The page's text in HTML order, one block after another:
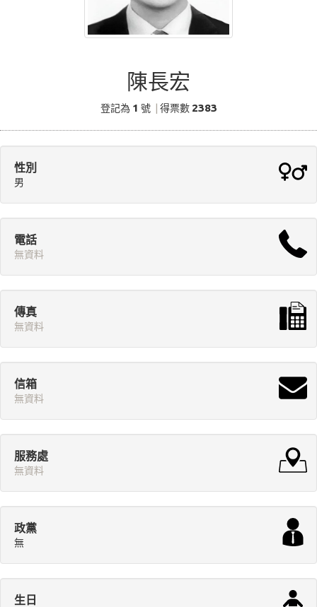
陳長宏
登記為 1 號 得票數 2383
性別
男
電話
無資料
傳真
無資料
信箱
無資料
服務處
無資料
政黨
無
生日